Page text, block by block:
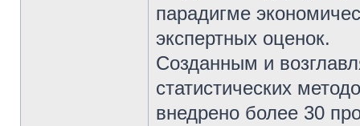
парадигме
экспертных оценок.
Созданным и
статистических
внедрено более 30